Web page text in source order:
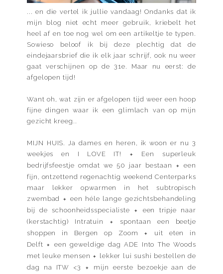
... en die vertel ik jullie vandaag! Ondanks dat ik
mijn blog niet echt meer gebruik, kriebelt het
heel af en toe nog wel om een artikeltje te typen.
Sowieso beloof ik bij deze plechtig dat de
eindejaarsbrief die ik elk jaar schrijf, ook nu weer
gaat verschijnen op de 31e. Maar nu eerst: de
afgelopen tijd!
Want oh, wat zijn er afgelopen tijd weer een hoop
fijne dingen waar ik een glimlach van op mijn
gezicht kreeg..
MIJN HUIS. Ja dames en heren, ik woon er nu 3
weekjes en I LOVE IT!
✦ Een superleuk
bedrijfsfeestje omdat we 50 jaar bestaan
✦
een
fijn, ontzettend regenachtig weekend Centerparks
maar lekker opwarmen in het subtropisch
zwembad
✦
een héle lange gezichtsbehandeling
bij de schoonheidsspecialiste
✦ een tripje naar
(kerstachtig) Intratuin
✦
spontaan een beetje
shoppen in Bergen op Zoom
✦
uit eten in
Delft
✦
een geweldige dag ADE Into The Woods
met leuke mensen
✦
lekker lui sushi bestellen de
dag na ITW <3
✦
mijn eerste bezoekje aan de